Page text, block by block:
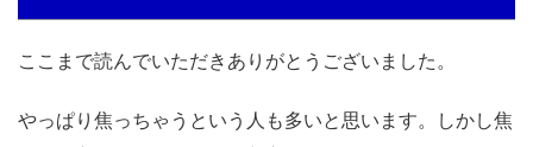
ここまで読んでいただきありがとうございました。
やっぱり焦っちゃうという人も多いと思います。しかし焦